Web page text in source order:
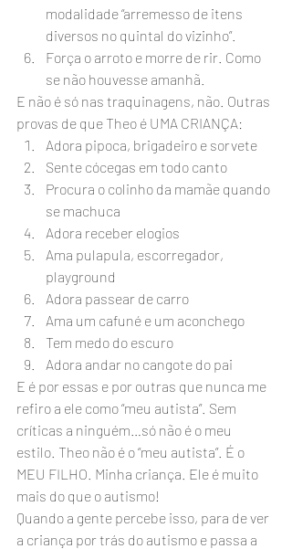
modalidade “arremesso de itens
diversos no quintal do vizinho”.
Força o arroto e morre de rir. Como
se não houvesse amanhã.
E não é só nas traquinagens, não. Outras
provas de que Theo é UMA CRIANÇA:
Adora pipoca, brigadeiro e sorvete
Sente cócegas em todo canto
Procura o colinho da mamãe quando
se machuca
Adora receber elogios
Ama pulapula, escorregador,
playground
Adora passear de carro
Ama um cafuné e um aconchego
Tem medo do escuro
Adora andar no cangote do pai
E é por essas e por outras que nunca me
refiro a ele como “meu autista”. Sem
críticas a ninguém…só não é o meu
estilo. Theo não é o “meu autista”. É o
MEU FILHO. Minha criança. Ele é muito
mais do que o autismo!
Quando a gente percebe isso, para de ver
a criança por trás do autismo e passa a